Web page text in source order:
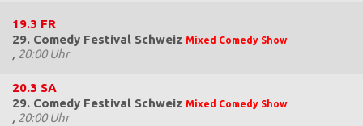
19.3 FR
29. Comedy Festival Schweiz Mixed Comedy Show
, 20:00 Uhr
20.3 SA
29. Comedy Festival Schweiz Mixed Comedy Show
, 20:00 Uhr